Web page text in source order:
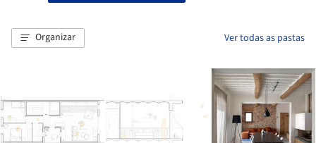
Organizar Ver todas as pastas